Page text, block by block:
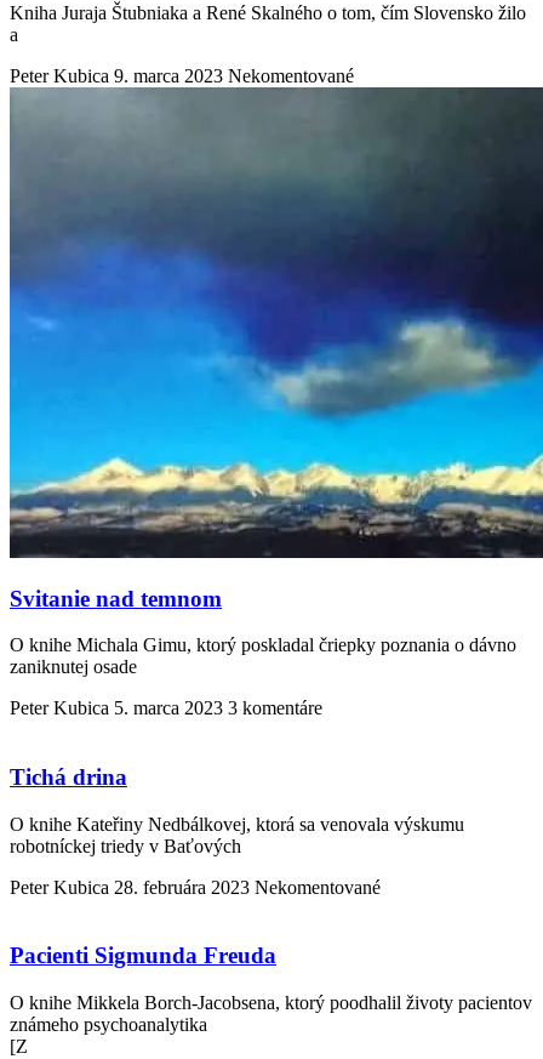
Kniha Juraja Štubniaka a René Skalného o tom, čím Slovensko žilo
a
Peter Kubica 9. marca 2023 Nekomentované
Svitanie nad temnom
O knihe Michala Gimu, ktorý poskladal čriepky poznania o dávno
zaniknutej osade
Peter Kubica 5. marca 2023 3 komentáre
Tichá drina
O knihe Kateřiny Nedbálkovej, ktorá sa venovala výskumu
robotníckej triedy v Baťových
Peter Kubica 28. februára 2023 Nekomentované
Pacienti Sigmunda Freuda
O knihe Mikkela Borch-Jacobsena, ktorý poodhalil životy pacientov
známeho psychoanalytika
[Z